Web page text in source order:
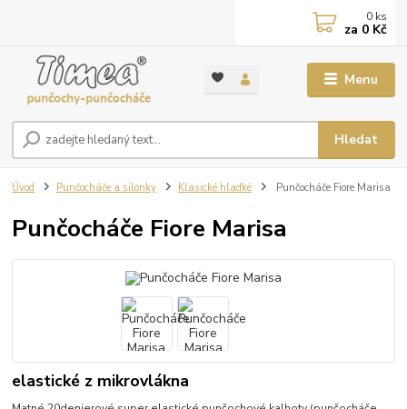
Menu
Hledat
0 ks
za 0 Kč
Úvod Punčocháče a silonky Klasické hladké Punčocháče Fiore Marisa
Punčocháče Fiore Marisa
elastické z mikrovlákna